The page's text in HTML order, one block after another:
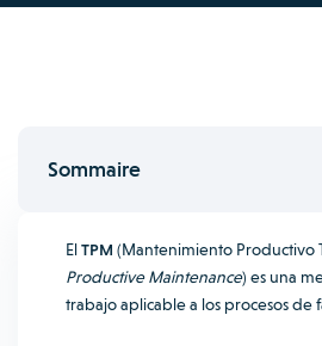
Sommaire
ElTPM (Mantenimiento Productivo
Productive Maintenance) es una
trabajo aplicable a los procesos de